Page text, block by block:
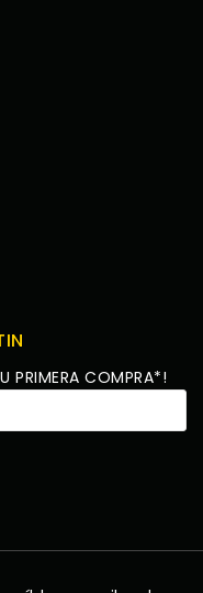
PRIMERA COMPRA*!